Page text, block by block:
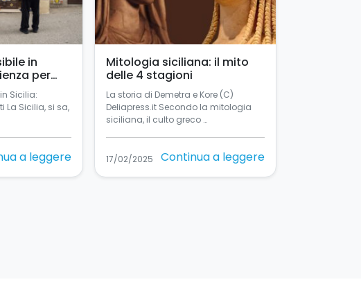
in
per
Sicilia:
La Sicilia, si sa,
a leggere
Mitologia siciliana: il mito
delle 4 stagioni
La storia di Demetra e Kore (C)
Deliapress.it Secondo la mitologia
siciliana, il culto greco …
17/02/2025 Continua a leggere